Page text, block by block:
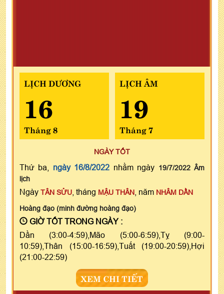
LỊCH DƯƠNG
16
Tháng 8
LỊCH ÂM
19
Tháng 7
NGÀY TỐT
Thứ ba, ngày 16/8/2022 nhằm ngày 19/7/2022 Âm
lịch
Ngày TÂN SỬU , tháng MẬU THÂN , năm NHÂM DẦN
Hoàng đạo (minh đường hoàng đạo)
GIỜ TỐT TRONG NGÀY :
Dần (3:00-4:59),Mão (5:00-6:59),Tỵ (9:00-
10:59),Thân (15:00-16:59),Tuất (19:00-20:59),Hợi
(21:00-22:59)
XEM CHI TIẾT